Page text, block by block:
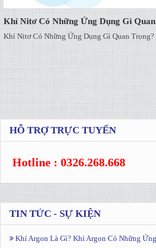
Khí Nitơ Có Những Ứng Dụng Gì
Khí Nitơ Có Những Ứng Dụng Gì Quan Trọng?
HỖ TRỢ TRỰC TUYẾN
Hotline : 0326.268.668
TIN TỨC - SỰ KIỆN
Khí Argon Là Gì? Khí Argon Có Những